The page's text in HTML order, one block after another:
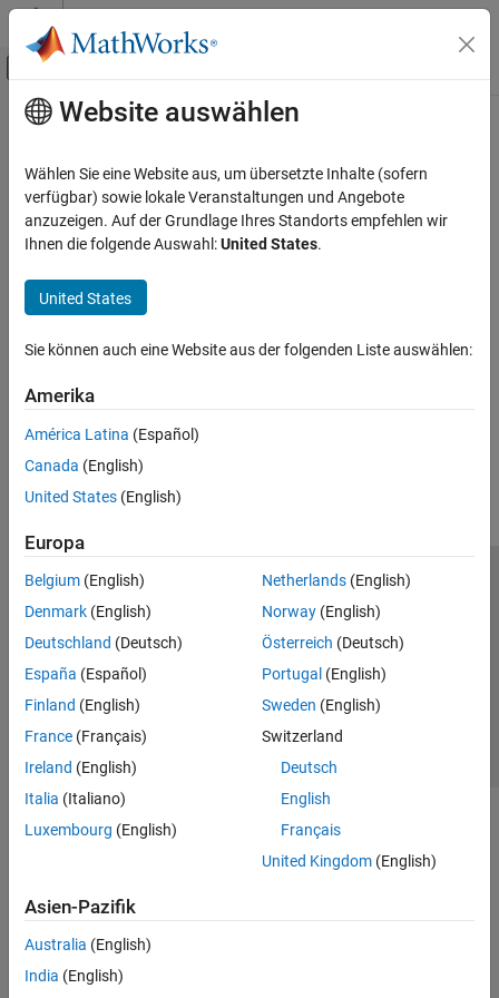
Weiter zum Inhalt
Umschaltung für Off-Canvas-
Startseite der Dokumentation
Hauptinhalt
How useful was this information?
Website auswählen
Wählen Sie eine Website aus, um übersetzte Inhalte (sofern
verfügbar) sowie lokale Veranstaltungen und Angebote
anzuzeigen. Auf der Grundlage Ihres Standorts empfehlen wir
Ihnen die folgende Auswahl:United States.
United States
Sie können auch eine Website aus der folgenden Liste auswählen:
Amerika
América Latina (Español)
Canada (English)
United States (English)
Europa
Belgium (English)
Denmark (English)
Deutschland (Deutsch)
España (Español)
Finland (English)
France (Français)
Ireland (English)
Italia (Italiano)
Luxembourg (English)
Netherlands(English)
Norway(English)
Österreich (Deutsch)
Portugal (English)
Sweden (English)
Switzerland
Deutsch
English
Français
United Kingdom(English)
Asien-Pazifik
Australia (English)
India (English)
Trust Center
Datenschutz-Richtlinien
Datendiebstahl verhindern
Status von Anwendungen
© 1994-2026 The MathWorks, Inc.
Website auswählen
Deutschland